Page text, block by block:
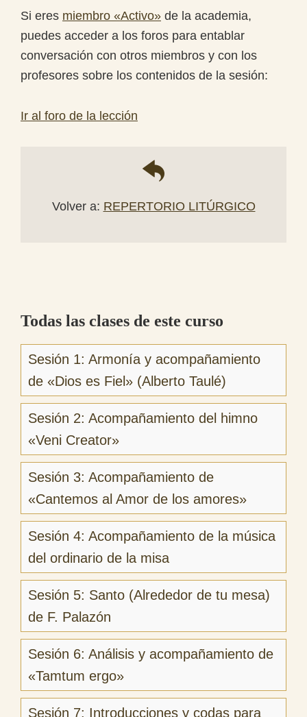
Si eres miembro «Activo» de la academia,
puedes acceder a los foros para entablar
conversación con otros miembros y con los
profesores sobre los contenidos de la sesión:
Ir al foro de la lección
Volver a: REPERTORIO LITÚRGICO
Todas las clases de este curso
Sesión 1: Armonía y acompañamiento
de «Dios es Fiel» (Alberto Taulé)
Sesión 2: Acompañamiento del himno
«Veni Creator»
Sesión 3: Acompañamiento de
«Cantemos al Amor de los amores»
Sesión 4: Acompañamiento de la música
del ordinario de la misa
Sesión 5: Santo (Alrededor de tu mesa)
de F. Palazón
Sesión 6: Análisis y acompañamiento de
«Tamtum ergo»
Sesión 7: Introducciones y codas para